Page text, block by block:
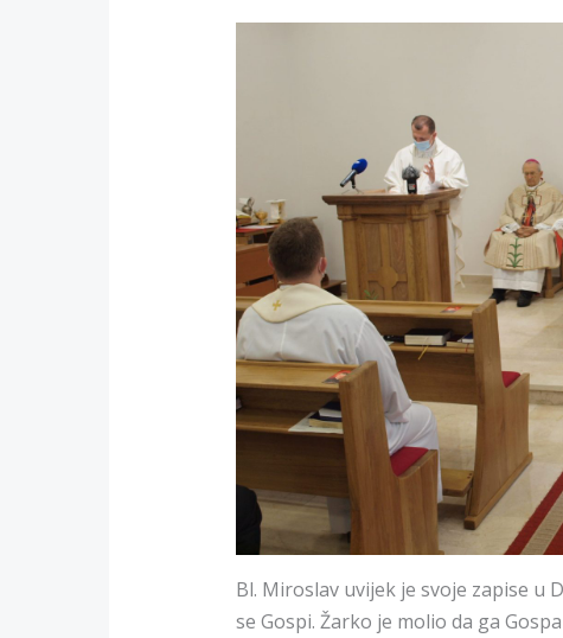
Bl. Miroslav uvijek je svoje zapise u
se Gospi. Žarko je molio da ga